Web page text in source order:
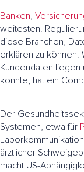
Banken,
weitesten.
diese Branchen,
erklären zu können.
Kundendaten
könnte, hat ein
Der
Systemen, etwa für
ärztlicher
macht US-